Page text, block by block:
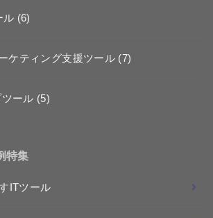
ル (6)
ケティング支援ツール (7)
ール (5)
特集
ITツール